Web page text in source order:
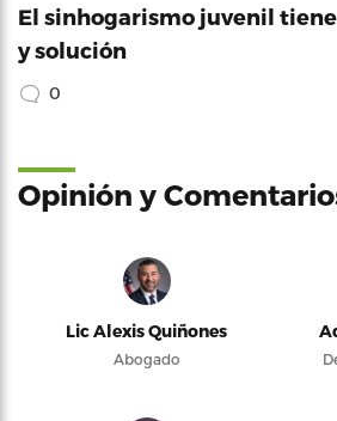
El sinhogarismo juvenil
y solución
0
Opinión y
Lic Alexis Quiñones
Abogado